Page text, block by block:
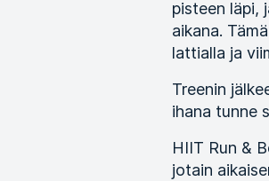
pisteen läpi,
aikana.
lattialla ja
Treenin
ihana tunne
HIIT Run &
jotain